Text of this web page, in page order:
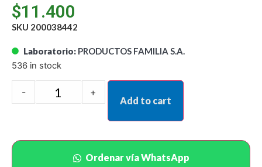
$11.400
SKU 200038442
Laboratorio: PRODUCTOS FAMILIA S.A.
536 in stock
- +
Add to cart
Ordenar vía WhatsApp